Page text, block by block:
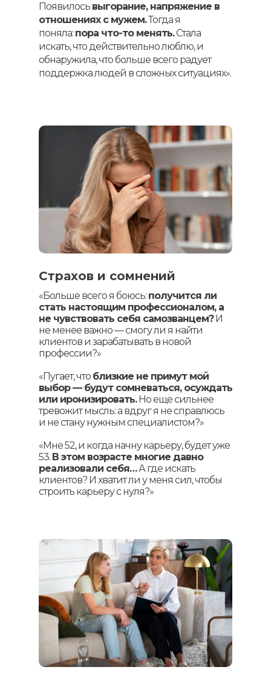
Появилось выгорание, напряжение в
отношениях с мужем.Тогда я
поняла: пора что-то менять.Стала
искать, что действительно люблю, и
обнаружила, что больше всего радует
поддержка людей в сложных ситуациях».
«Больше всего я боюсь: получится ли
стать настоящим профессионалом, а
не чувствовать себя самозванцем?И
не менее важно — смогу ли я найти
клиентов и зарабатывать в новой
профессии?»
«Пугает, что близкие не примут мой
выбор — будут сомневаться, осуждать
или иронизировать.Но еще сильнее
тревожит мысль: а вдруг я не справлюсь
и не стану нужным специалистом?»
«Мне 52, и когда начну карьеру, будет уже
53. В этом возрасте многие давно
реализовали себя…А где искать
клиентов? И хватит ли у меня сил, чтобы
строить карьеру с нуля?»
Страхов и сомнений